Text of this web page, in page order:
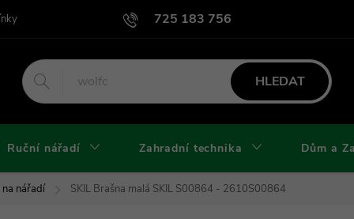
725 183 756
Podmínky užití webu Podmínky ochrany osobních údajů a
HLEDAT
Ruční nářadí Zahradní technika Dům a
nářadí SKIL Brašna malá SKIL S00864 - 2610S00864